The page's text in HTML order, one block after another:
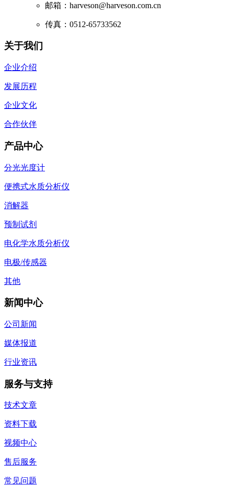
邮箱：harveson@harveson.com.cn
传真：0512-65733562
关于我们
企业介绍
发展历程
企业文化
合作伙伴
产品中心
分光光度计
便携式水质分析仪
消解器
预制试剂
电化学水质分析仪
电极/传感器
其他
新闻中心
公司新闻
媒体报道
行业资讯
服务与支持
技术文章
资料下载
视频中心
售后服务
常见问题